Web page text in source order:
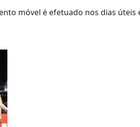
móvel é efetuado nos dias